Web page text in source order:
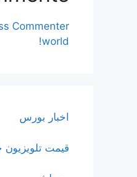
Commenter
world!
اخبار بورس
قیمت